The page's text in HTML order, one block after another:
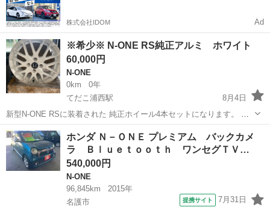
株式会社IDOM Ad
※希少※ N-ONE RS純正アルミ ホワイト
60,000円
N-ONE
0km
0年
てだこ浦西駅
8月4日
新型N-ONE RSに装着された 純正ホイール4本セットになります。 新
車納車前に取り外しており 未使用ですが一度装着されていたものに な
ります。 メーカー：ホンダ 新型N-ONE RS 純正アルミホイール サイ
ズ...
沖縄 沖縄市 てだこ浦西駅 N-ONE
ホンダ Ｎ－ＯＮＥ プレミアム バックカメ
ラ Ｂｌｕｅｔｏｏｔｈ ワンセグＴＶ…
540,000円
N-ONE
96,845km
2015年
名護市
提携サイト 7月31日